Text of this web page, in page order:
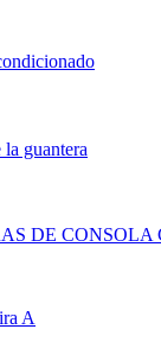
guantera
DE CONSOLA
A